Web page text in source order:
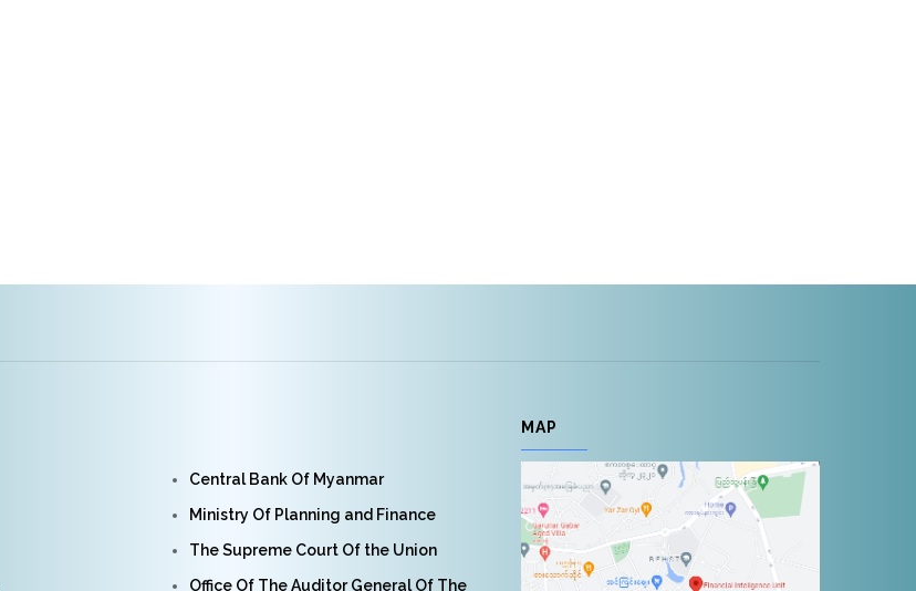
Central Bank Of Myanmar
Ministry Of Planning and Finance
The Supreme Court Of the Union
Office Of The Auditor General Of The
MAP